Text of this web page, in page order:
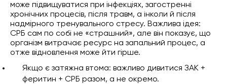
може підвищуватися при інфекціях, загостренні
хронічних процесів, після травм, а інколи й після
надмірного тренувального стресу. Важлива ідея:
СРБ сам по собі не «страшний», але він показує, що
організм витрачає ресурс на запальний процес, а
отже відновлення може йти гірше.
Якщо є затяжна втома: важливо дивитися ЗАК +
феритин + СРБ разом, а не окремо.